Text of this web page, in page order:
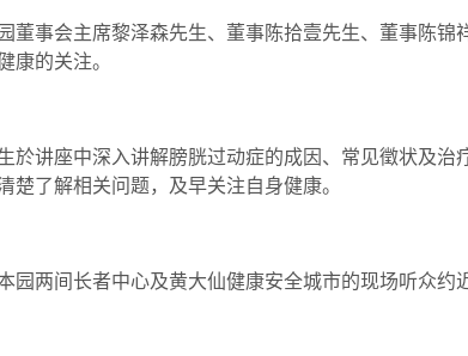
董事会主席黎泽森先生、董事陈拾壹先生、董事陈
康的关注。
於讲座中深入讲解膀胱过动症的成因、常见徵状及
楚了解相关问题，及早关注自身健康。
园两间长者中心及黄大仙健康安全城市的现场听众